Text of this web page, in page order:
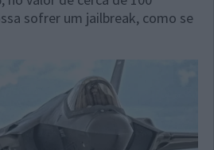
sofrer um jailbreak, como se